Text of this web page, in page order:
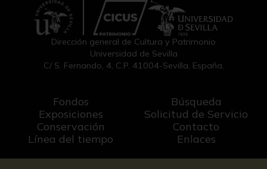
Dirección general de Cultura y Patrimonio
Universidad de Sevilla
C/ S. Fernando, 4, C.P. 41004-Sevilla, España.
Fondos
Exposiciones
Conservación
Línea del tiempo
Búsqueda
Solicitud de Servicio
Contacto
Enlaces